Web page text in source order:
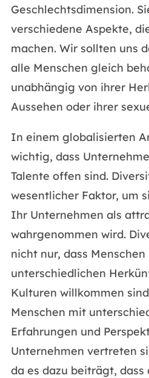
Geschlechtsdimension.
verschiedene Aspekte,
machen. Wir sollten uns
alle Menschen gleich
unabhängig von ihrer
Aussehen oder ihrer
In einem globalisierten
wichtig, dass
Talente offen sind.
wesentlicher Faktor, um
Ihr Unternehmen als
wahrgenommen wird.
nicht nur, dass
unterschiedlichen
Kulturen willkommen
Menschen mit
Erfahrungen und
Unternehmen vertreten
da es dazu beiträgt, dass